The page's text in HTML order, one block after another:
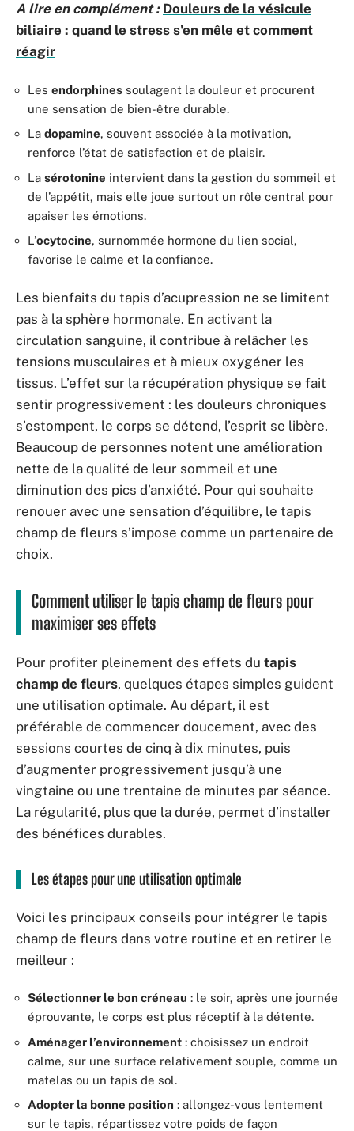
A lire en complément : Douleurs de la vésicule
biliaire : quand le stress s'en mêle et comment
réagir
Les endorphines soulagent la douleur et procurent
une sensation de bien-être durable.
La dopamine, souvent associée à la motivation,
renforce l’état de satisfaction et de plaisir.
La sérotonine intervient dans la gestion du sommeil et
de l’appétit, mais elle joue surtout un rôle central pour
apaiser les émotions.
L’ocytocine, surnommée hormone du lien social,
favorise le calme et la confiance.
Les bienfaits du tapis d’acupression ne se limitent
pas à la sphère hormonale. En activant la
circulation sanguine, il contribue à relâcher les
tensions musculaires et à mieux oxygéner les
tissus. L’effet sur la récupération physique se fait
sentir progressivement : les douleurs chroniques
s’estompent, le corps se détend, l’esprit se libère.
Beaucoup de personnes notent une amélioration
nette de la qualité de leur sommeil et une
diminution des pics d’anxiété. Pour qui souhaite
renouer avec une sensation d’équilibre, le tapis
champ de fleurs s’impose comme un partenaire de
choix.
Comment utiliser le tapis champ de fleurs pour
maximiser ses effets
Pour profiter pleinement des effets du tapis
champ de fleurs, quelques étapes simples guident
une utilisation optimale. Au départ, il est
préférable de commencer doucement, avec des
sessions courtes de cinq à dix minutes, puis
d’augmenter progressivement jusqu’à une
vingtaine ou une trentaine de minutes par séance.
La régularité, plus que la durée, permet d’installer
des bénéfices durables.
Les étapes pour une utilisation optimale
Voici les principaux conseils pour intégrer le tapis
champ de fleurs dans votre routine et en retirer le
meilleur :
Sélectionner le bon créneau : le soir, après une journée
éprouvante, le corps est plus réceptif à la détente.
Aménager l’environnement : choisissez un endroit
calme, sur une surface relativement souple, comme un
matelas ou un tapis de sol.
Adopter la bonne position : allongez-vous lentement
sur le tapis, répartissez votre poids de façon